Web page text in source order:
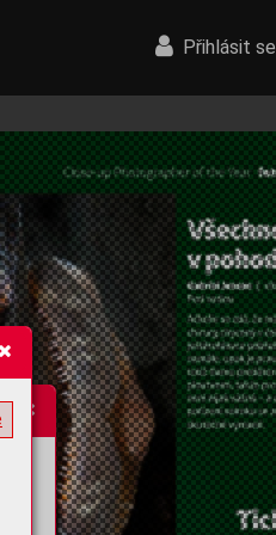
Přihlásit se